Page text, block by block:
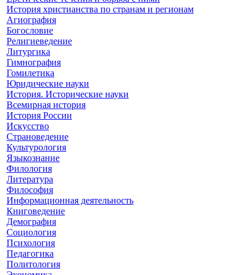
История христианства по странам и регионам
Агиография
Богословие
Религиеведение
Литургика
Гимнография
Гомилетика
Юридические науки
История. Исторические науки
Всемирная история
История России
Искусство
Страноведение
Культурология
Языкознание
Филология
Литература
Философия
Информационная деятельность
Книговедение
Демография
Социология
Психология
Педагогика
Политология